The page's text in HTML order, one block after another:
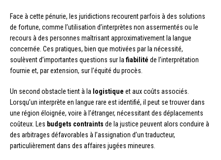
Face à cette pénurie, les juridictions recourent parfois à des solutions
de fortune, comme l’utilisation d’interprètes non assermentés ou le
recours à des personnes maîtrisant approximativement la langue
concernée. Ces pratiques, bien que motivées par la nécessité,
soulèvent d’importantes questions sur la fiabilité de l’interprétation
fournie et, par extension, sur l’équité du procès.
Un second obstacle tient à la logistique et aux coûts associés.
Lorsqu’un interprète en langue rare est identifié, il peut se trouver dans
une région éloignée, voire à l’étranger, nécessitant des déplacements
coûteux. Les budgets contraints de la justice peuvent alors conduire à
des arbitrages défavorables à l’assignation d’un traducteur,
particulièrement dans des affaires jugées mineures.